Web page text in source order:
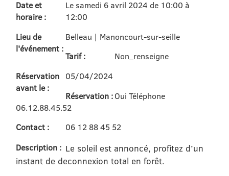
Date et
horaire :
Le samedi 6 avril 2024 de 10:00 à
12:00
Lieu de
l'événement :
Belleau | Manoncourt-sur-seille
Tarif :
Non_renseigne
Réservation
avant le :
05/04/2024
Réservation : Oui Téléphone
06.12.88.45.52
Contact :
06 12 88 45 52
Description : Le soleil est annoncé, profitez d’un
instant de deconnexion total en forêt.